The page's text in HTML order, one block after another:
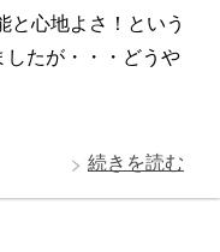
と心地よさ！という
したが・・・どうや
続きを読む